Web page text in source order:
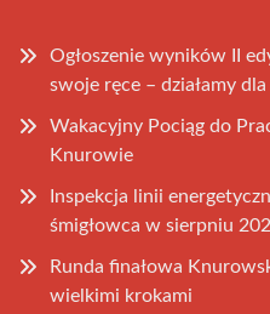
Ogłoszenie wyników II
swoje ręce – działamy
Wakacyjny Pociąg do
Knurowie
Inspekcja linii
śmigłowca w sierpniu
Runda finałowa
wielkimi krokami